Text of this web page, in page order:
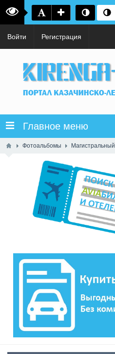
Войти Регистрация
Главное меню
Фотоальбомы Магистральный